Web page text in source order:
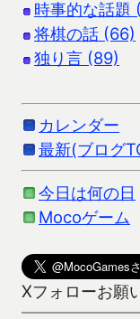
時事的な話題
将棋の話 (66)
独り言 (89)
カレンダー
最新(ブログ
今日は何の日
Mocoゲーム
Xフォローお願